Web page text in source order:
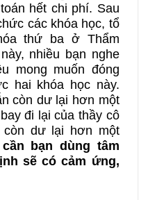
hết chi phí. Sau
các khóa học, tổ
thứ ba ở Thẩm
nhiều bạn nghe
mong muốn đóng
hai khóa học này.
còn dư lại hơn một
đi lại của thầy cô
dư lại hơn một
bạn dùng tâm
sẽ có cảm ứng,